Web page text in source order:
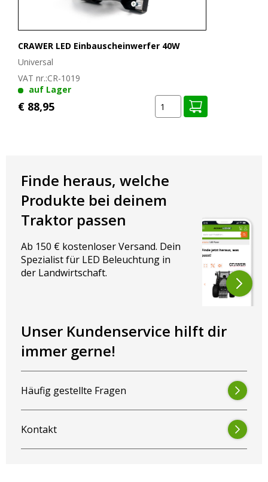
einen Blick die passenden Scheinwerfer für Dein Traktormodell.
CRAWER LED Einbauscheinwerfer 40W
Universal
VAT nr.:CR-1019
auf Lager
€ 88,95
Finde heraus, welche
Produkte bei deinem
Traktor passen
Ab 150 € kostenloser Versand. Dein
Spezialist für LED Beleuchtung in
der Landwirtschaft.
Unser Kundenservice hilft dir
immer gerne!
Häufig gestellte Fragen
Kontakt